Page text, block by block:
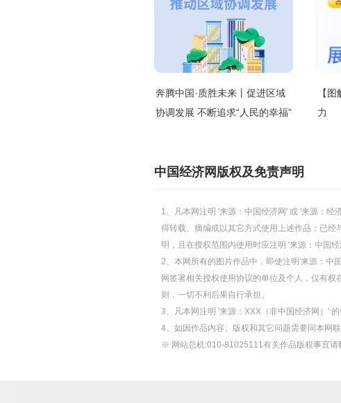
奔腾中国·质胜未来丨促进区域
协调发展 不断追求“人民的幸福”
【
力
中国经济网版权及免责声明
1、凡本网注明 '来源：中国经济网' 或 '来源：
得转载、摘编或以其它方式使用上述作品；已
明，且在授权范围内使用时应注明 '来源：中国
2、本网所有的图片作品中，即使注明'来源：中
网签署相关授权使用协议的单位及个人，仅有
则，一切不利后果自行承担。
3、凡本网注明 '来源：XXX（非中国经济网）'
4、如因作品内容、版权和其它问题需要同本网
※ 网站总机:010-81025111有关作品版权事宜